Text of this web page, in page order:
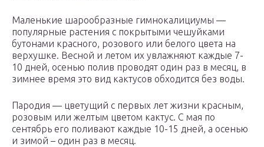
Маленькие шарообразные гимнокалициумы —
популярные растения с покрытыми чешуйками
бутонами красного, розового или белого цвета на
верхушке. Весной и летом их увлажняют каждые 7-
10 дней, осенью полив проводят один раз в месяц, в
зимнее время это вид кактусов обходится без воды.
Пародия — цветущий с первых лет жизни красным,
розовым или желтым цветом кактус. С мая по
сентябрь его поливают каждые 10-15 дней, а осенью
и зимой – один раз в месяц.